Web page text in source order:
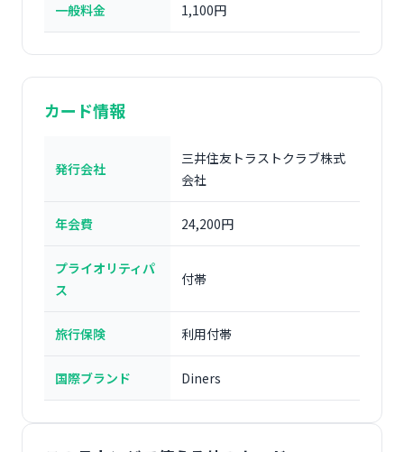
一般料金 1,100円
カード情報
発行会社
三井住友トラストクラブ株式
会社
年会費 24,200円
プライオリティパ
ス
付帯
旅行保険 利用付帯
国際ブランド Diners